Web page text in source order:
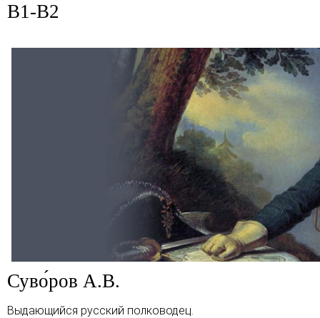
B1-B2
Суво́ров А.В.
Выдающийся русский полководец.